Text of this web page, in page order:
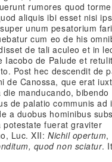
rumores quod
aliquis ibi esset nisi
unum pesatorium
cum eo de his
de tali aculeo et in
Iacobo de Palude et
Post hec descendit de
de Canossa, que erat
manducando, bibendo
de palatio communis ad
a duobus hominibus
fuerat graviter
Luc. XII: Nichil opertum,
quod non sciatur.